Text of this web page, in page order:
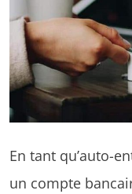
En tant qu’auto-
un compte